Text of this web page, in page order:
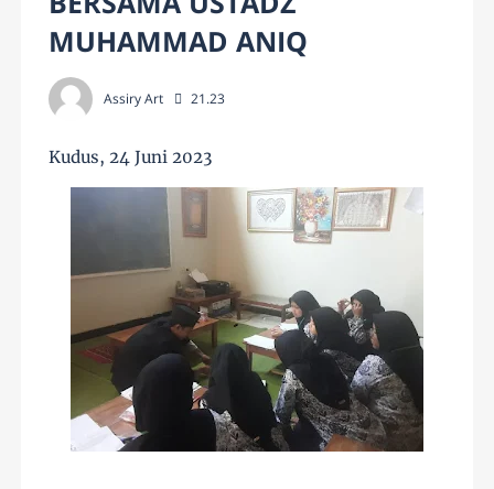
MUHAMMAD ANIQ
Assiry Art 21.23
Kudus, 24 Juni 2023